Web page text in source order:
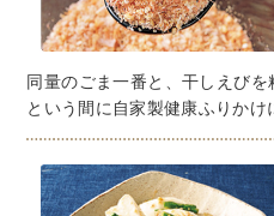
同量のごま一番と、干しえび
という間に自家製健康ふりかけ